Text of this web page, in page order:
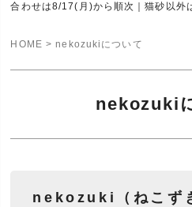
合わせは8/17(月)から順次｜猫砂以外
HOME nekozukiについて
nekozuki
nekozuki（ねこず